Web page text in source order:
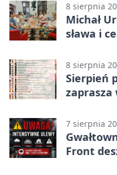
8 sierpnia
Michał
sława i
8 sierpnia
Sierpień
zaprasza
7 sierpnia
Front